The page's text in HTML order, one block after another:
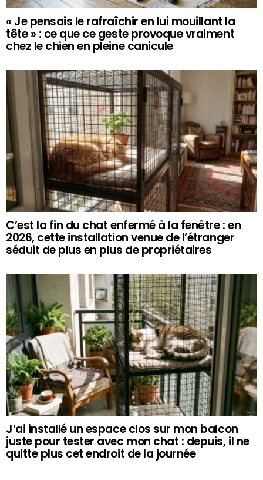
« Je pensais le rafraîchir en lui mouillant la
tête » : ce que ce geste provoque vraiment
chez le chien en pleine canicule
C’est la fin du chat enfermé à la fenêtre : en
2026, cette installation venue de l’étranger
séduit de plus en plus de propriétaires
J’ai installé un espace clos sur mon balcon
juste pour tester avec mon chat : depuis, il ne
quitte plus cet endroit de la journée